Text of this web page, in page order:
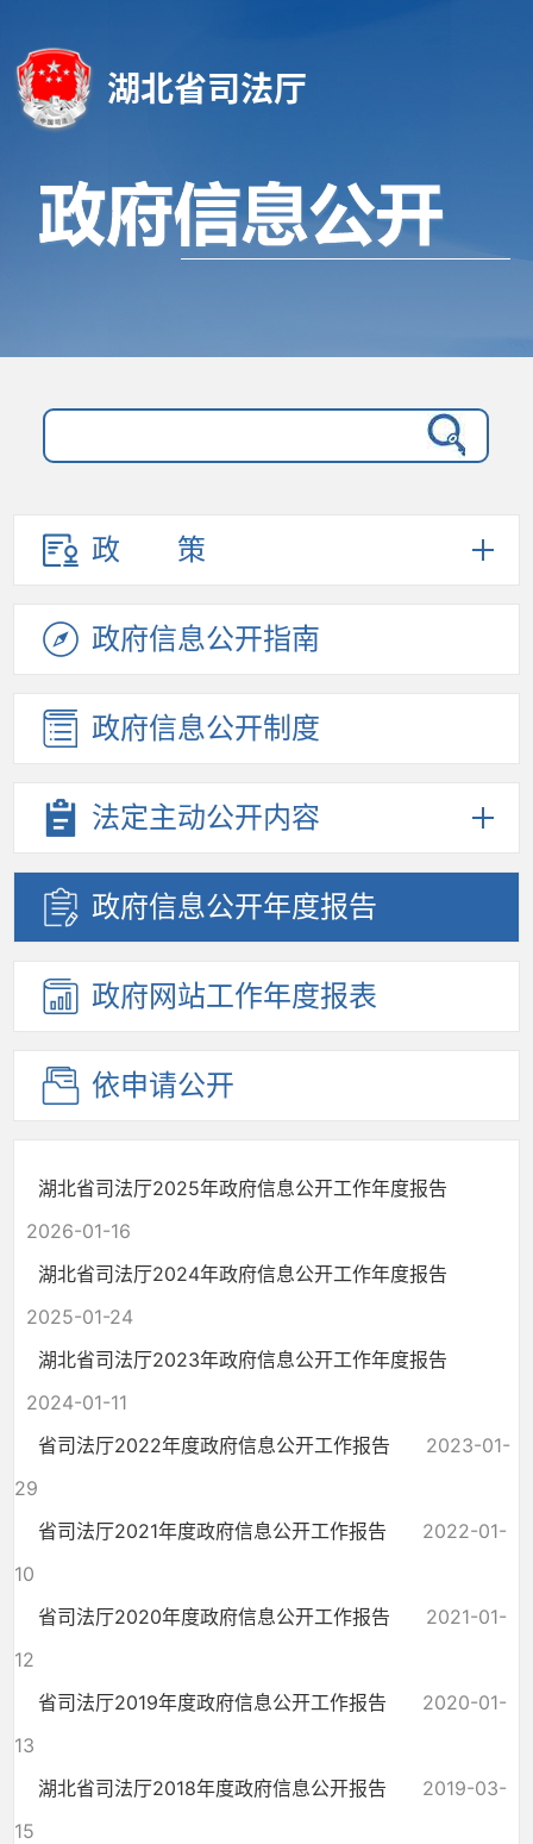
湖北省司法厅
政策
政府信息公开指南
政府信息公开制度
法定主动公开内容
政府信息公开年度报告
政府网站工作年度报表
依申请公开
湖北省司法厅2025年政府信息公开工作年度报告
2026-01-16
湖北省司法厅2024年政府信息公开工作年度报告
2025-01-24
湖北省司法厅2023年政府信息公开工作年度报告
2024-01-11
省司法厅2022年度政府信息公开工作报告
2023-01-
29
省司法厅2021年度政府信息公开工作报告
2022-01-
10
省司法厅2020年度政府信息公开工作报告
2021-01-
12
省司法厅2019年度政府信息公开工作报告
2020-01-
13
湖北省司法厅2018年度政府信息公开报告
2019-03-
15